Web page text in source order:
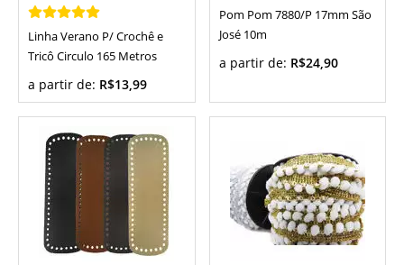
Linha Verano P/ Crochê e
Tricô Circulo 165 Metros
a partir de: R$13,99
Pom Pom 7880/P 17mm São
José 10m
a partir de: R$24,90